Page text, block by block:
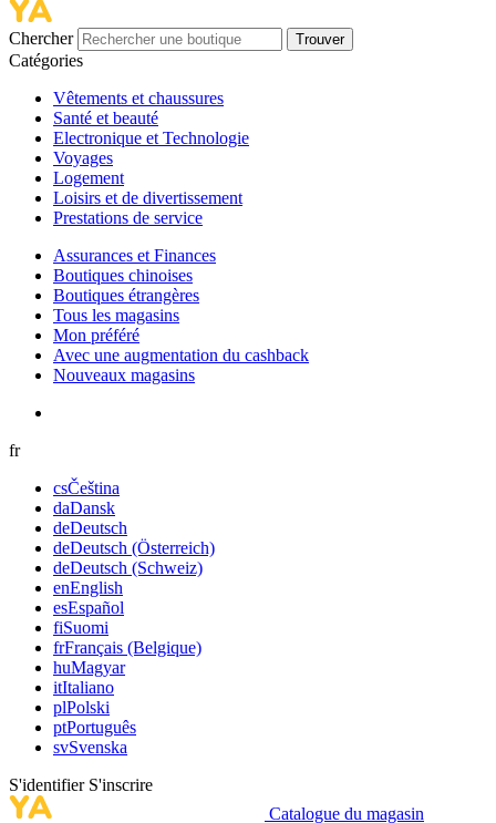
Chercher Trouver
Catégories
Vêtements et chaussures
Santé et beauté
Electronique et Technologie
Voyages
Logement
Loisirs et de divertissement
Prestations de service
Assurances et Finances
Boutiques chinoises
Boutiques étrangères
Tous les magasins
Mon préféré
Avec une augmentation du cashback
Nouveaux magasins
fr
csČeština
daDansk
deDeutsch
deDeutsch (Österreich)
deDeutsch (Schweiz)
enEnglish
esEspañol
fiSuomi
frFrançais (Belgique)
huMagyar
itItaliano
plPolski
ptPortuguês
svSvenska
S'identifier S'inscrire
Catalogue du magasin